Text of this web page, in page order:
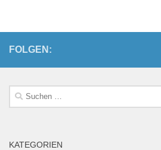
FOLGEN:
Suchen
nach:
KATEGORIEN